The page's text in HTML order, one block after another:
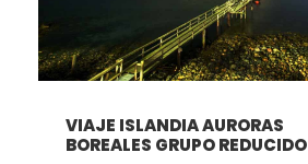
VIAJE ISLANDIA AURORAS
BOREALES GRUPO REDUCIDO